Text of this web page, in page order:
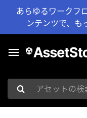
あらゆるワークフ
ンテンツで、も
アセットの検索